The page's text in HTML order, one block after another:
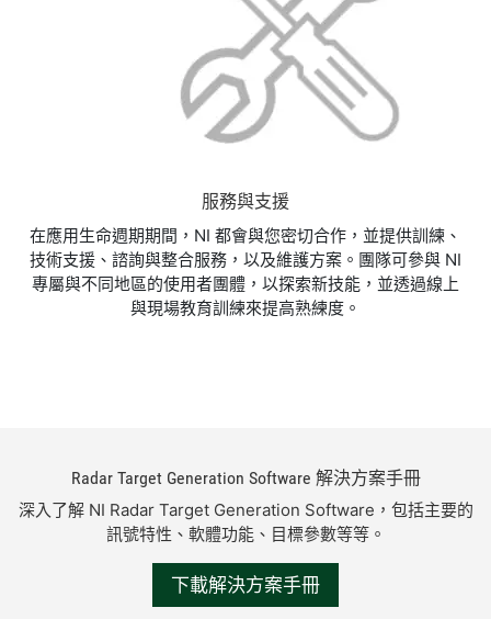
服務與支援
在應用生命週期期間，NI 都會與您密切合作，並提供訓練、
技術支援、諮詢與整合服務，以及維護方案。團隊可參與 NI
專屬與不同地區的使用者團體，以探索新技能，並透過線上
與現場教育訓練來提高熟練度。
Radar Target Generation Software 解決方案手冊
深入了解 NI Radar Target Generation Software，包括主要的
訊號特性、軟體功能、目標參數等等。
下載解決方案手冊